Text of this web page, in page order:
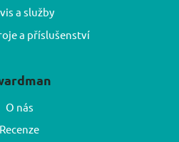
a služby
a příslušenství
O nás
Recenze